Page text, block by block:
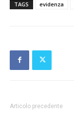
TAGS evidenza
Articolo precedente